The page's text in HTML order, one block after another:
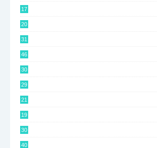
17
20
31
46
30
29
21
19
30
40